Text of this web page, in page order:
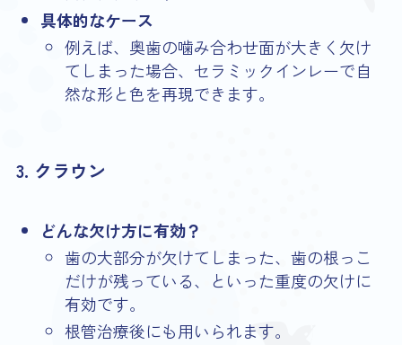
具体的なケース
例えば、奥歯の噛み合わせ面が大きく欠け
てしまった場合、セラミックインレーで自
然な形と色を再現できます。
3. クラウン
どんな欠け方に有効？
歯の大部分が欠けてしまった、歯の根っこ
だけが残っている、といった重度の欠けに
有効です。
根管治療後にも用いられます。